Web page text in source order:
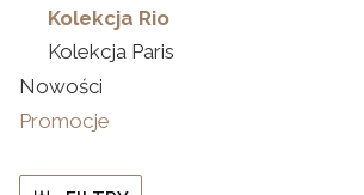
Kolekcja Rio
Kolekcja Paris
Nowości
Promocje